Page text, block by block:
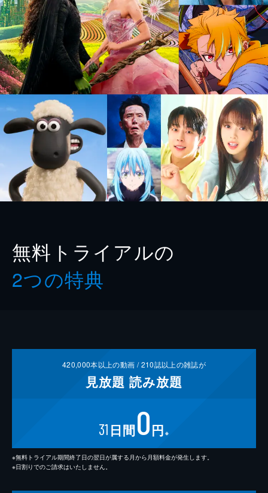
無料トライアルの
2つの特典
420,000本以上の動画 /210誌以上の雑誌が
見放題 読み放題
31 日間0円 ※
※無料トライアル期間終了日の翌日が属する月から月額料金が発生します。
※日割りでのご請求はいたしません。